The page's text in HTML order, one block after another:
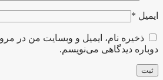
ایمیل *
ذخیره نام، ایمیل و وبسایت من در
دوباره دیدگاهی می‌نویسم.